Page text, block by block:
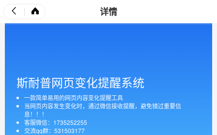
详情
斯耐普网页变化提醒系统
一款简单易用的网页内容变化提醒工具
当网页内容发生变化时，通过微信接收提醒，避免错过重要信
息！！！
客服微信：1735252255
交流qq群：531503177